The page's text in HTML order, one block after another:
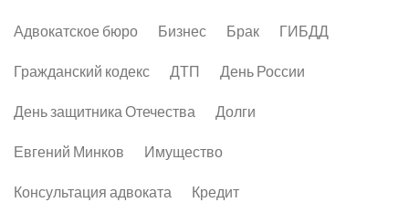
Адвокатское бюро Бизнес Брак ГИБДД
Гражданский кодекс ДТП День России
День защитника Отечества Долги
Евгений Минков Имущество
Консультация адвоката Кредит